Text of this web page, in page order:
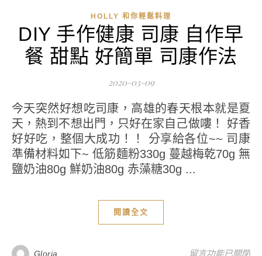
HOLLY 和你輕鬆料理
DIY 手作健康 司康 自作早
餐 甜點 好簡單 司康作法
2020-03-09
今天突然好想吃司康，高雄的春天根本就是夏
天，熱到不想出門，只好在家自己做嘍！ 好香
好好吃，整個大成功！！ 分享給各位~~ 司康
準備材料如下~ 低筋麵粉330g 蔓越梅乾70g 無
鹽奶油80g 鮮奶油80g 赤藻糖30g ...
閱讀全文
Gloria 在〈DIY 手作健
留言功能已關閉